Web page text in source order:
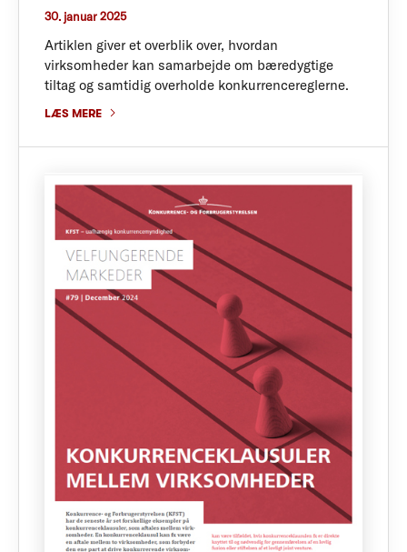
30. januar 2025
Artiklen giver et overblik over, hvordan
virksomheder kan samarbejde om bæredygtige
tiltag og samtidig overholde konkurrencereglerne.
LÆS MERE